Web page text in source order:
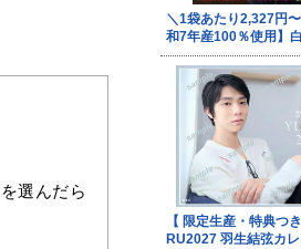
選んだら